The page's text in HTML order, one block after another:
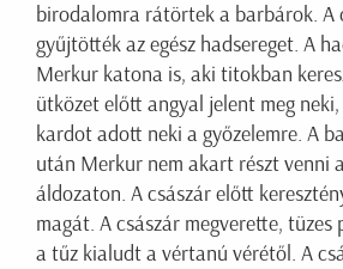
birodalomra rátörtek a barbárok. A
gyűjtötték az egész hadsereget. A
Merkur katona is, aki titokban
ütközet előtt angyal jelent meg
kardot adott neki a győzelemre. A
után Merkur nem akart részt venni
áldozaton. A császár előtt
magát. A császár megverette,
a tűz kialudt a vértanú vérétől. A